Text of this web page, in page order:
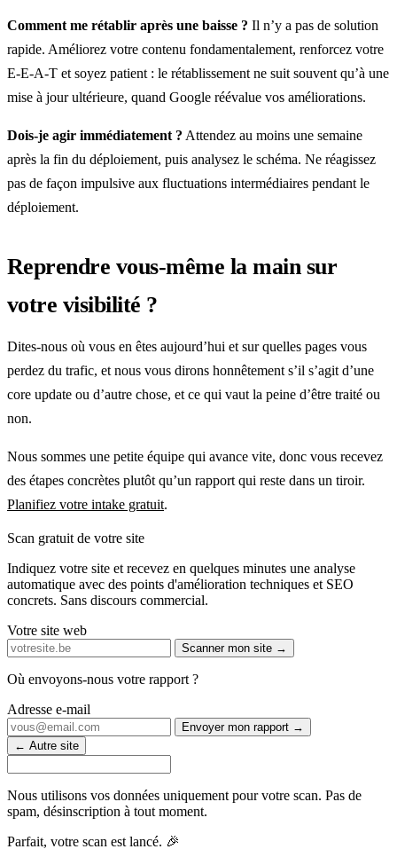
Comment me rétablir après une baisse ? Il n’y a pas de solution
rapide. Améliorez votre contenu fondamentalement, renforcez votre
E-E-A-T et soyez patient : le rétablissement ne suit souvent qu’à une
mise à jour ultérieure, quand Google réévalue vos améliorations.
Dois-je agir immédiatement ? Attendez au moins une semaine
après la fin du déploiement, puis analysez le schéma. Ne réagissez
pas de façon impulsive aux fluctuations intermédiaires pendant le
déploiement.
Reprendre vous-même la main sur
votre visibilité ?
Dites-nous où vous en êtes aujourd’hui et sur quelles pages vous
perdez du trafic, et nous vous dirons honnêtement s’il s’agit d’une
core update ou d’autre chose, et ce qui vaut la peine d’être traité ou
non.
Nous sommes une petite équipe qui avance vite, donc vous recevez
des étapes concrètes plutôt qu’un rapport qui reste dans un tiroir.
Planifiez votre intake gratuit.
Scan gratuit de votre site
Indiquez votre site et recevez en quelques minutes une analyse
automatique avec des points d'amélioration techniques et SEO
concrets. Sans discours commercial.
Votre site web
Scanner mon site →
Où envoyons-nous votre rapport ?
Adresse e-mail
Envoyer mon rapport →
← Autre site
Nous utilisons vos données uniquement pour votre scan. Pas de
spam, désinscription à tout moment.
Parfait, votre scan est lancé. 🎉